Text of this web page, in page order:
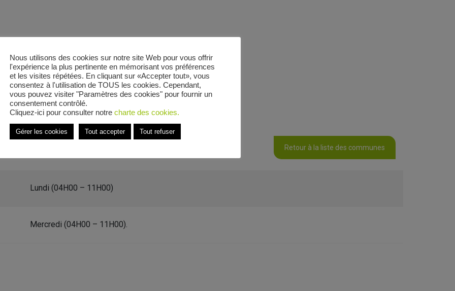
des Vaches
dit des Vaches Retour à la liste des communes
Lundi (04H00 – 11H00)
Mercredi (04H00 – 11H00).
Nous utilisons des cookies sur notre site Web pour vous offrir
l'expérience la plus pertinente en mémorisant vos préférences
et les visites répétées. En cliquant sur «Accepter tout», vous
consentez à l'utilisation de TOUS les cookies. Cependant,
vous pouvez visiter "Paramètres des cookies" pour fournir un
consentement contrôlé.
Cliquez-ici pour consulter notre charte des cookies.
Gérer les cookies Tout accepter Tout refuser